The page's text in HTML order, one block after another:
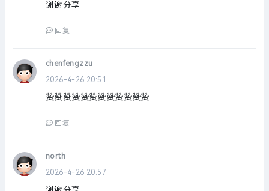
谢谢分享
回复
chenfengzzu
2026-4-26 20:51
赞赞赞赞赞赞赞赞赞赞赞赞
回复
north
2026-4-26 20:57